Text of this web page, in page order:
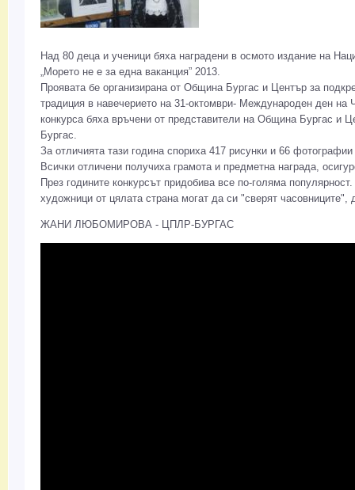
Над 80 деца и ученици бяха наградени в осмото издание на
„Морето не е за една ваканция” 2013.
Проявата бе организирана от Община Бургас и Център за
традиция в навечерието на 31-октомври- Международен ден на
конкурса бяха връчени от представители на Община Бургас и
Бургас.
За отличията тази година спориха 417 рисунки и 66
Всички отличени получиха грамота и предметна награда,
През годините конкурсът придобива все по-голяма
художници от цялата страна могат да си "сверят часовниците",
ЖАНИ ЛЮБОМИРОВА - ЦПЛР-БУРГАС